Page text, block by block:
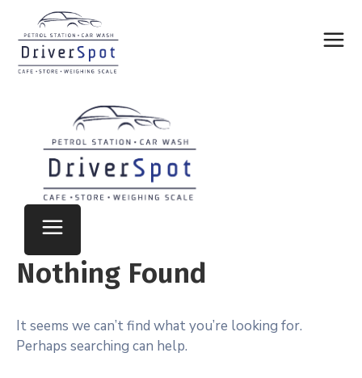
Nothing Found
It seems we can’t find what you’re looking for.
Perhaps searching can help.